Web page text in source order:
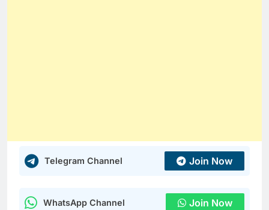
Telegram Channel Join Now
WhatsApp Channel Join Now